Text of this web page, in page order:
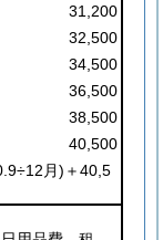
31,200
32,500
34,500
36,500
38,500
40,500
月) ＋40,5